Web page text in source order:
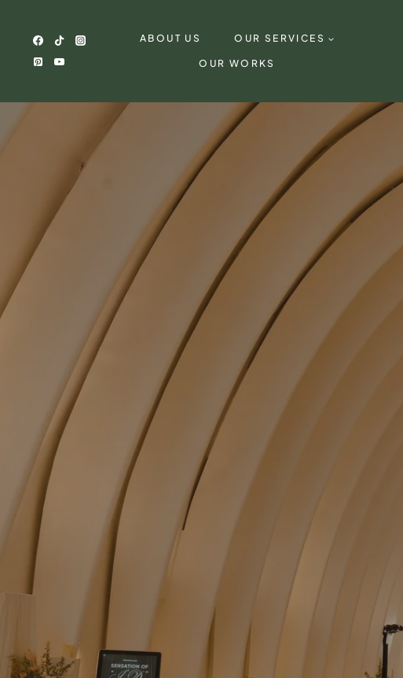
content
ABOUT US OUR SERVICES
OUR WORKS